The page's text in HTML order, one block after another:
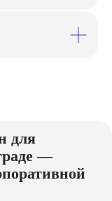
для
—